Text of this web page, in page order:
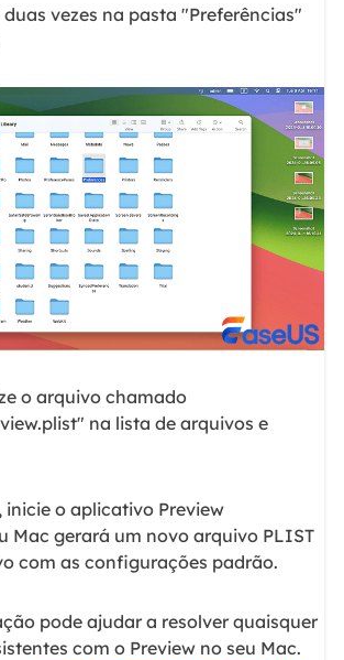
vezes na pasta "Preferências"
o arquivo chamado
na lista de arquivos e
o aplicativo Preview
Mac gerará um novo arquivo PLIST
com as configurações padrão.
pode ajudar a resolver quaisquer
com o Preview no seu Mac.